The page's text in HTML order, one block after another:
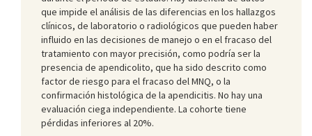
que impide el análisis de las diferencias en los hallazgos
clínicos, de laboratorio o radiológicos que pueden haber
influido en las decisiones de manejo o en el fracaso del
tratamiento con mayor precisión, como podría ser la
presencia de apendicolito, que ha sido descrito como
factor de riesgo para el fracaso del MNQ, o la
confirmación histológica de la apendicitis. No hay una
evaluación ciega independiente. La cohorte tiene
pérdidas inferiores al 20%.